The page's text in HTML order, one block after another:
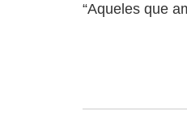
“Aqueles que